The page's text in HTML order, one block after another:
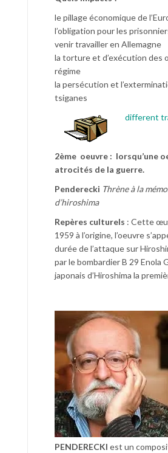
le pillage économique de
l’obligation pour les
venir travailler en Allemagne
la torture et d’exécution des
régime
la persécution et
tsiganes
different
2ème oeuvre : lorsqu’une
atrocités de la guerre.
Penderecki Thrène à la
d’hiroshima
Repères culturels : Cette
1959 à l’origine, l’oeuvre
durée de l’attaque sur
par le bombardier B 29 Enola
japonais d’Hiroshima la
PENDERECKI est un